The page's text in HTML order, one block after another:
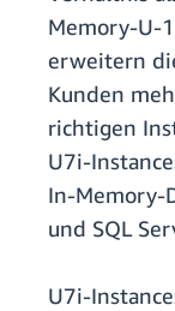
Memory-U-
erweitern
Kunden
richtigen
U7i-
In-Memory-
und SQL
U7i-